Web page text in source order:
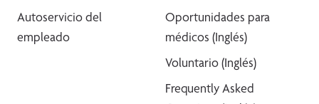
Autoservicio del
empleado
Oportunidades para
médicos (Inglés)
Voluntario (Inglés)
Frequently Asked